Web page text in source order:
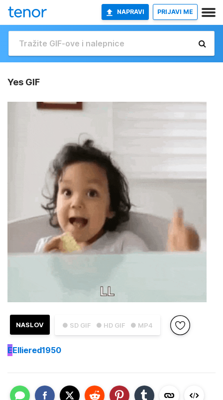
NAPRAVI PRIJAVI ME
Yes GIF
● SD GIF ● HD GIF ● MP4
NASLOV
EElliered1950